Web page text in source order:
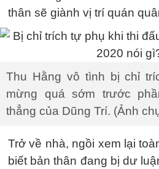
thân sẽ giành vị trí quán
Thu Hằng vô tình bị chỉ
mừng quá sớm trước
thẳng của Dũng Trí. (Ảnh
Trở về nhà, ngồi xem lại
biết bản thân đang bị dư